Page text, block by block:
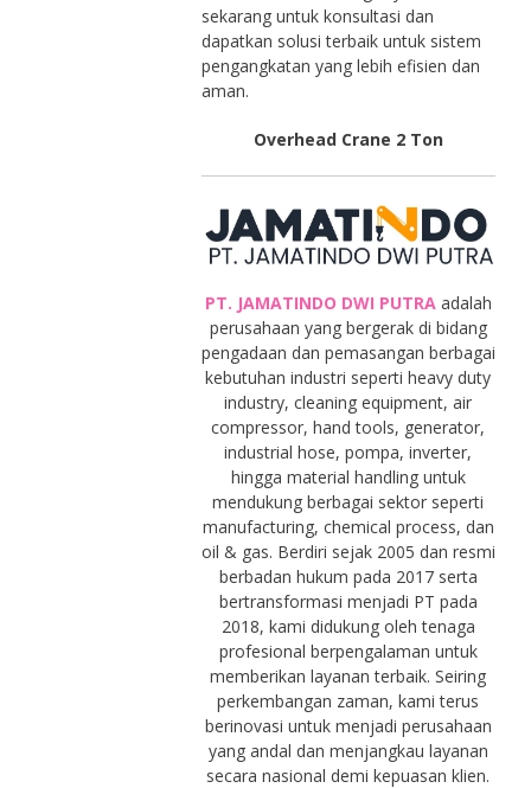
sekarang untuk konsultasi dan
dapatkan solusi terbaik untuk sistem
pengangkatan yang lebih efisien dan
aman.
Overhead Crane 2 Ton
PT. JAMATINDO DWI PUTRA adalah
perusahaan yang bergerak di bidang
pengadaan dan pemasangan berbagai
kebutuhan industri seperti heavy duty
industry, cleaning equipment, air
compressor, hand tools, generator,
industrial hose, pompa, inverter,
hingga material handling untuk
mendukung berbagai sektor seperti
manufacturing, chemical process, dan
oil & gas. Berdiri sejak 2005 dan resmi
berbadan hukum pada 2017 serta
bertransformasi menjadi PT pada
2018, kami didukung oleh tenaga
profesional berpengalaman untuk
memberikan layanan terbaik. Seiring
perkembangan zaman, kami terus
berinovasi untuk menjadi perusahaan
yang andal dan menjangkau layanan
secara nasional demi kepuasan klien.